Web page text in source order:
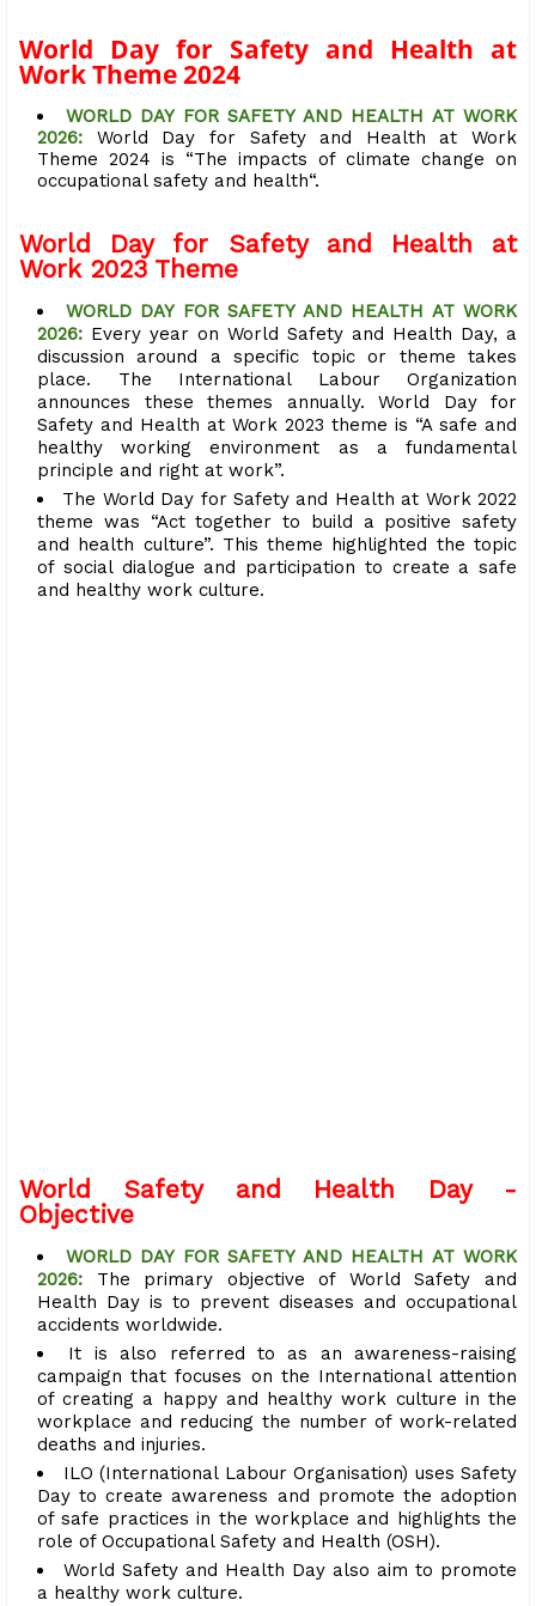
World Day for Safety and Health at
Work Theme 2024
WORLD DAY FOR SAFETY AND HEALTH AT WORK
2026: World Day for Safety and Health at Work
Theme 2024 is “The impacts of climate change on
occupational safety and health“.
World Day for Safety and Health at
Work 2023 Theme
WORLD DAY FOR SAFETY AND HEALTH AT WORK
2026: Every year on World Safety and Health Day, a
discussion around a specific topic or theme takes
place. The International Labour Organization
announces these themes annually. World Day for
Safety and Health at Work 2023 theme is “A safe and
healthy working environment as a fundamental
principle and right at work”.
The World Day for Safety and Health at Work 2022
theme was “Act together to build a positive safety
and health culture”. This theme highlighted the topic
of social dialogue and participation to create a safe
and healthy work culture.
World Safety and Health Day -
Objective
WORLD DAY FOR SAFETY AND HEALTH AT WORK
2026: The primary objective of World Safety and
Health Day is to prevent diseases and occupational
accidents worldwide.
It is also referred to as an awareness-raising
campaign that focuses on the International attention
of creating a happy and healthy work culture in the
workplace and reducing the number of work-related
deaths and injuries.
ILO (International Labour Organisation) uses Safety
Day to create awareness and promote the adoption
of safe practices in the workplace and highlights the
role of Occupational Safety and Health (OSH).
World Safety and Health Day also aim to promote
a healthy work culture.